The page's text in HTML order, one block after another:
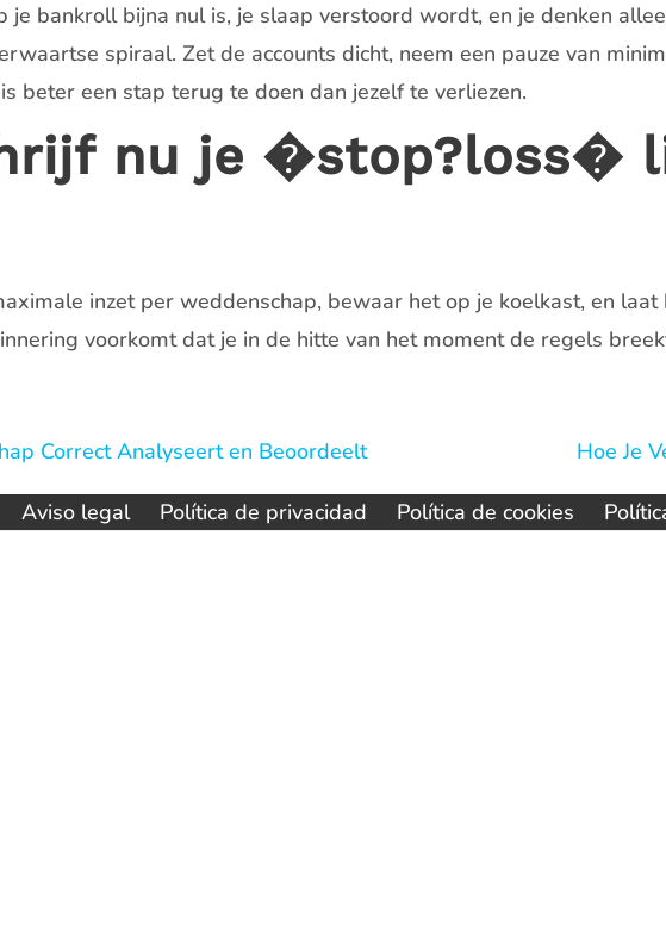
je bankroll bijna nul is, je slaap verstoord wordt, en je denken
spiraal. Zet de accounts dicht, neem een pauze van
beter een stap terug te doen dan jezelf te verliezen.
nu je �stop?loss�
inzet per weddenschap, bewaar het op je koelkast, en
voorkomt dat je in de hitte van het moment de regels
Correct Analyseert en Beoordeelt Hoe Je
Aviso legal Política de privacidad Política de cookies